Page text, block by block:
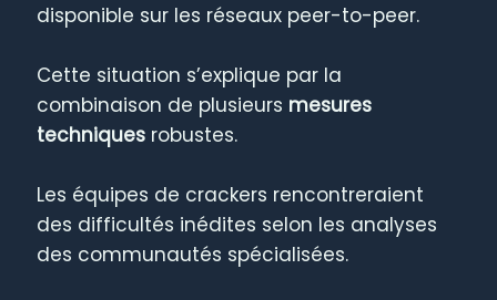
disponible sur les réseaux peer-to-peer.
Cette situation s’explique par la
combinaison de plusieurs mesures
techniques robustes.
Les équipes de crackers rencontreraient
des difficultés inédites selon les analyses
des communautés spécialisées.